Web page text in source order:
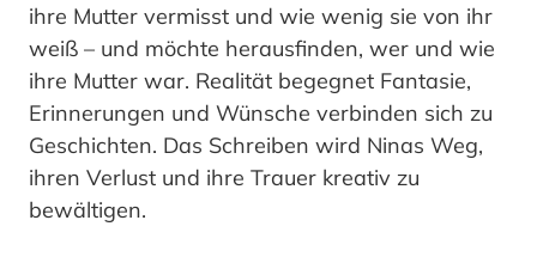
ihre Mutter vermisst und wie wenig sie von ihr
weiß – und möchte herausfinden, wer und wie
ihre Mutter war. Realität begegnet Fantasie,
Erinnerungen und Wünsche verbinden sich zu
Geschichten. Das Schreiben wird Ninas Weg,
ihren Verlust und ihre Trauer kreativ zu
bewältigen.